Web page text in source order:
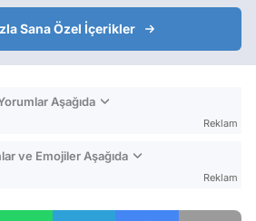
Sana Özel İçerikler
Aşağıda
Reklam
ve Emojiler Aşağıda
Reklam